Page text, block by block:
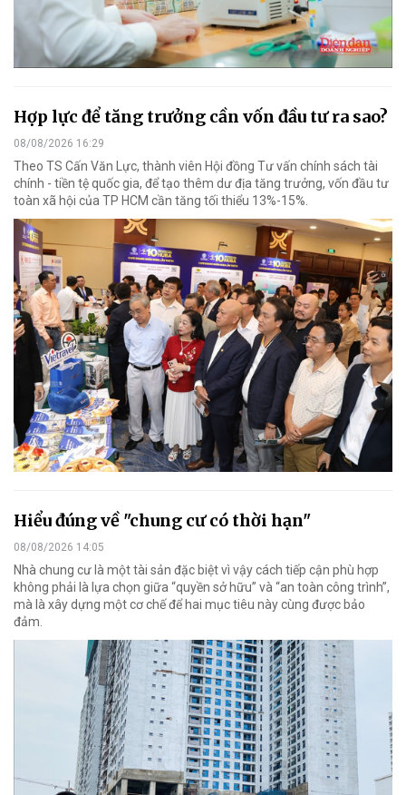
Hợp lực để tăng trưởng cần vốn đầu tư ra sao?
08/08/2026 16:29
Theo TS Cấn Văn Lực, thành viên Hội đồng Tư vấn chính sách tài
chính - tiền tệ quốc gia, để tạo thêm dư địa tăng trưởng, vốn đầu tư
toàn xã hội của TP HCM cần tăng tối thiểu 13%-15%.
Hiểu đúng về "chung cư có thời hạn"
08/08/2026 14:05
Nhà chung cư là một tài sản đặc biệt vì vậy cách tiếp cận phù hợp
không phải là lựa chọn giữa “quyền sở hữu” và “an toàn công trình”,
mà là xây dựng một cơ chế để hai mục tiêu này cùng được bảo
đảm.